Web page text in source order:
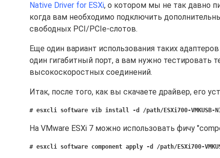
Native Driver for ESXi, о котором мы не так давно
когда вам необходимо подключить
свободных PCI/PCIe-слотов.
Еще один вариант использования таких
один гигабитный порт, а вам нужно тестировать
высокоскоростных соединений.
Итак, после того, как вы скачаете драйвер, его
# esxcli software vib install -d /path/ESXi700-VMKUSB-
На VMware ESXi 7 можно использовать фичу
# esxcli software component apply -d /path/ESXi700-